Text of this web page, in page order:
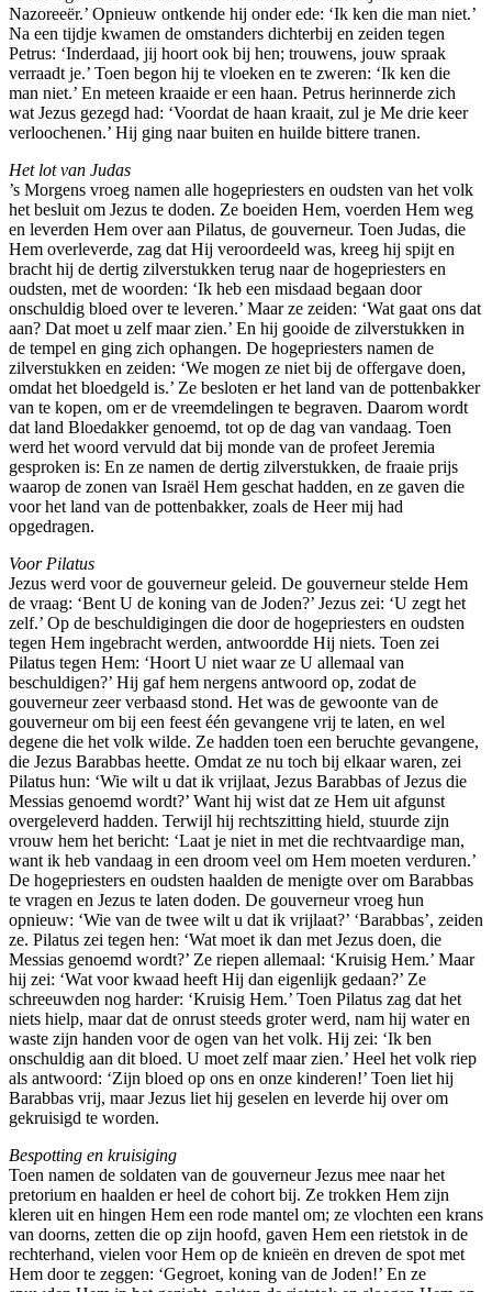
Nazoreeër.’ Opnieuw ontkende hij onder ede: ‘Ik ken die man niet.’
Na een tijdje kwamen de omstanders dichterbij en zeiden tegen
Petrus: ‘Inderdaad, jij hoort ook bij hen; trouwens, jouw spraak
verraadt je.’ Toen begon hij te vloeken en te zweren: ‘Ik ken die
man niet.’ En meteen kraaide er een haan. Petrus herinnerde zich
wat Jezus gezegd had: ‘Voordat de haan kraait, zul je Me drie keer
verloochenen.’ Hij ging naar buiten en huilde bittere tranen.
Het lot van Judas
’s Morgens vroeg namen alle hogepriesters en oudsten van het volk
het besluit om Jezus te doden. Ze boeiden Hem, voerden Hem weg
en leverden Hem over aan Pilatus, de gouverneur. Toen Judas, die
Hem overleverde, zag dat Hij veroordeeld was, kreeg hij spijt en
bracht hij de dertig zilverstukken terug naar de hogepriesters en
oudsten, met de woorden: ‘Ik heb een misdaad begaan door
onschuldig bloed over te leveren.’ Maar ze zeiden: ‘Wat gaat ons dat
aan? Dat moet u zelf maar zien.’ En hij gooide de zilverstukken in
de tempel en ging zich ophangen. De hogepriesters namen de
zilverstukken en zeiden: ‘We mogen ze niet bij de offergave doen,
omdat het bloedgeld is.’ Ze besloten er het land van de pottenbakker
van te kopen, om er de vreemdelingen te begraven. Daarom wordt
dat land Bloedakker genoemd, tot op de dag van vandaag. Toen
werd het woord vervuld dat bij monde van de profeet Jeremia
gesproken is: En ze namen de dertig zilverstukken, de fraaie prijs
waarop de zonen van Israël Hem geschat hadden, en ze gaven die
voor het land van de pottenbakker, zoals de Heer mij had
opgedragen.
Voor Pilatus
Jezus werd voor de gouverneur geleid. De gouverneur stelde Hem
de vraag: ‘Bent U de koning van de Joden?’ Jezus zei: ‘U zegt het
zelf.’ Op de beschuldigingen die door de hogepriesters en oudsten
tegen Hem ingebracht werden, antwoordde Hij niets. Toen zei
Pilatus tegen Hem: ‘Hoort U niet waar ze U allemaal van
beschuldigen?’ Hij gaf hem nergens antwoord op, zodat de
gouverneur zeer verbaasd stond. Het was de gewoonte van de
gouverneur om bij een feest één gevangene vrij te laten, en wel
degene die het volk wilde. Ze hadden toen een beruchte gevangene,
die Jezus Barabbas heette. Omdat ze nu toch bij elkaar waren, zei
Pilatus hun: ‘Wie wilt u dat ik vrijlaat, Jezus Barabbas of Jezus die
Messias genoemd wordt?’ Want hij wist dat ze Hem uit afgunst
overgeleverd hadden. Terwijl hij rechtszitting hield, stuurde zijn
vrouw hem het bericht: ‘Laat je niet in met die rechtvaardige man,
want ik heb vandaag in een droom veel om Hem moeten verduren.’
De hogepriesters en oudsten haalden de menigte over om Barabbas
te vragen en Jezus te laten doden. De gouverneur vroeg hun
opnieuw: ‘Wie van de twee wilt u dat ik vrijlaat?’ ‘Barabbas’, zeiden
ze. Pilatus zei tegen hen: ‘Wat moet ik dan met Jezus doen, die
Messias genoemd wordt?’ Ze riepen allemaal: ‘Kruisig Hem.’ Maar
hij zei: ‘Wat voor kwaad heeft Hij dan eigenlijk gedaan?’ Ze
schreeuwden nog harder: ‘Kruisig Hem.’ Toen Pilatus zag dat het
niets hielp, maar dat de onrust steeds groter werd, nam hij water en
waste zijn handen voor de ogen van het volk. Hij zei: ‘Ik ben
onschuldig aan dit bloed. U moet zelf maar zien.’ Heel het volk riep
als antwoord: ‘Zijn bloed op ons en onze kinderen!’ Toen liet hij
Barabbas vrij, maar Jezus liet hij geselen en leverde hij over om
gekruisigd te worden.
Bespotting en kruisiging
Toen namen de soldaten van de gouverneur Jezus mee naar het
pretorium en haalden er heel de cohort bij. Ze trokken Hem zijn
kleren uit en hingen Hem een rode mantel om; ze vlochten een krans
van doorns, zetten die op zijn hoofd, gaven Hem een rietstok in de
rechterhand, vielen voor Hem op de knieën en dreven de spot met
Hem door te zeggen: ‘Gegroet, koning van de Joden!’ En ze